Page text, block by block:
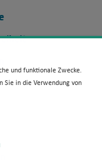
und funktionale Zwecke.
Sie in die Verwendung von